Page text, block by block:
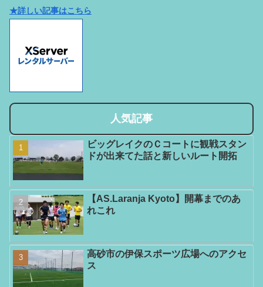
★詳しい記事はこちら
人気記事
ビッグレイクのＣコートに観戦スタン
ドが出来てた話と新しいルート開拓
【AS.Laranja Kyoto】開幕までのあ
れこれ
高砂市の伊保スポーツ広場へのアクセ
ス